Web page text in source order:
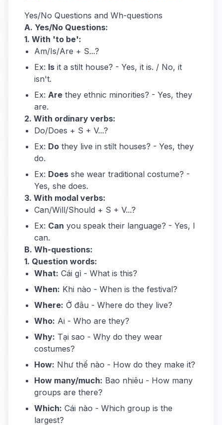
Yes/No Questions and Wh-questions
A. Yes/No Questions:
1. With 'to be':
Am/Is/Are + S...?
Ex: Is it a stilt house? - Yes, it is. / No, it
isn't.
Ex: Are they ethnic minorities? - Yes, they
are.
2. With ordinary verbs:
Do/Does + S + V...?
Ex: Do they live in stilt houses? - Yes, they
do.
Ex: Does she wear traditional costume? -
Yes, she does.
3. With modal verbs:
Can/Will/Should + S + V...?
Ex: Can you speak their language? - Yes, I
can.
B. Wh-questions:
1. Question words:
What: Cái gì - What is this?
When: Khi nào - When is the festival?
Where: Ở đâu - Where do they live?
Who: Ai - Who are they?
Why: Tại sao - Why do they wear
costumes?
How: Như thế nào - How do they make it?
How many/much: Bao nhiêu - How many
groups are there?
Which: Cái nào - Which group is the
largest?